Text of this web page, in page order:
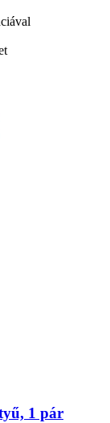
1 pár